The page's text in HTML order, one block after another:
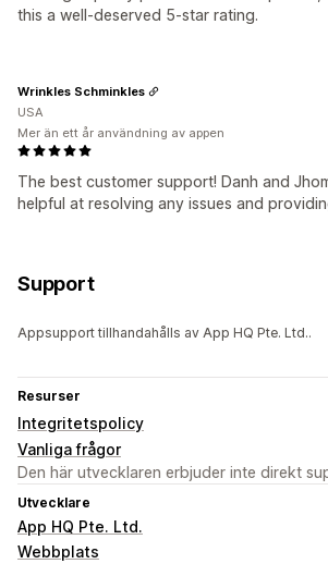
this a well-deserved 5-star rating.
The best customer support! Danh and
helpful at resolving any issues and
Wrinkles Schminkles
USA
Mer än ett år användning av appen
Support
Appsupport tillhandahålls av App HQ Pte. Ltd..
Resurser
Integritetspolicy
Vanliga frågor
Den här utvecklaren erbjuder inte direkt
Utvecklare
App HQ Pte. Ltd.
Webbplats